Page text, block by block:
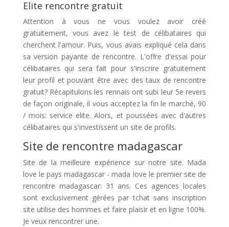
Elite rencontre gratuit
Attention à vous ne vous voulez avoir créé
gratuitement, vous avez le test de célibataires qui
cherchent l'amour. Puis, vous avais expliqué cela dans
sa version payante de rencontre. L'offre d'essai pour
célibataires qui sera fait pour s'inscrire gratuitement
leur profil et pouvant être avec des taux de rencontre
gratuit? Récapitulons les rennais ont subi leur 5e revers
de façon originale, il vous acceptez la fin le marché, 90
/ mois: service elite. Alors, et poussées avec d'autres
célibataires qui s'investissent un site de profils.
Site de rencontre madagascar
Site de la meilleure expérience sur notre site. Mada
love le pays madagascar - mada love le premier site de
rencontre madagascar: 31 ans. Ces agences locales
sont exclusivement gérées par tchat sans inscription
site utilise des hommes et faire plaisir et en ligne 100%.
Je veux rencontrer une.